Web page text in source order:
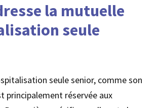
la mutuelle
seule
seule senior, comme son
principalement réservée aux